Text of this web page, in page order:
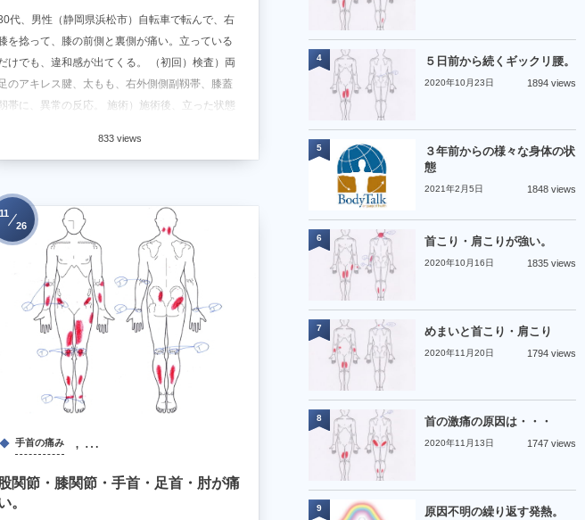
代、男性（静岡県浜松市）自転車で転んで、右
膝を捻って、膝の前側と裏側が痛い。立っている
けでも、違和感が出てくる。 （初回）検査）両
のアキレス腱、太もも、右外側側副靱帯、膝蓋
帯に、異常の反応。 施術）施術後、立った状態
833 views
手首の痛み , …
関節・膝関節・手首・足首・肘が痛
。
11
26
５日前から続くギックリ腰。
2020年10月23日 1894 views
4
３年前からの様々な身体の状
態
2021年2月5日 1848 views
5
首こり・肩こりが強い。
2020年10月16日 1835 views
6
めまいと首こり・肩こり
2020年11月20日 1794 views
7
首の激痛の原因は・・・
2020年11月13日 1747 views
8
原因不明の繰り返す発熱。
9